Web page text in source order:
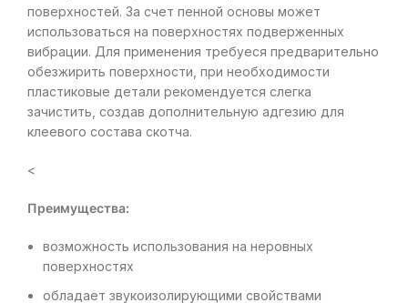
поверхностей. За счет пенной основы может
использоваться на поверхностях подверженных
вибрации. Для применения требуеся предварительно
обезжирить поверхности, при необходимости
пластиковые детали рекомендуется слегка
зачистить, создав дополнительную адгезию для
клеевого состава скотча.
<
Преимущества:
возможность использования на неровных
поверхностях
обладает звукоизолирующими свойствами